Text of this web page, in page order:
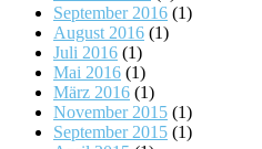
September 2016 (1)
August 2016 (1)
Juli 2016 (1)
Mai 2016 (1)
März 2016 (1)
November 2015 (1)
September 2015 (1)